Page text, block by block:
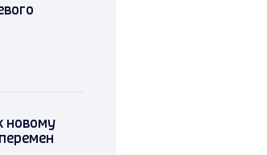
новому